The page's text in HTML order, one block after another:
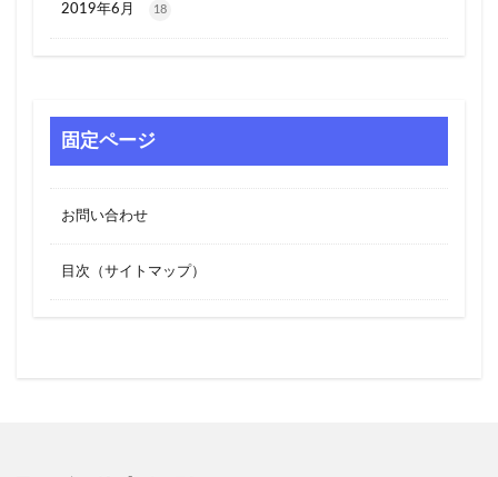
2019年6月 18
固定ページ
お問い合わせ
目次（サイトマップ）